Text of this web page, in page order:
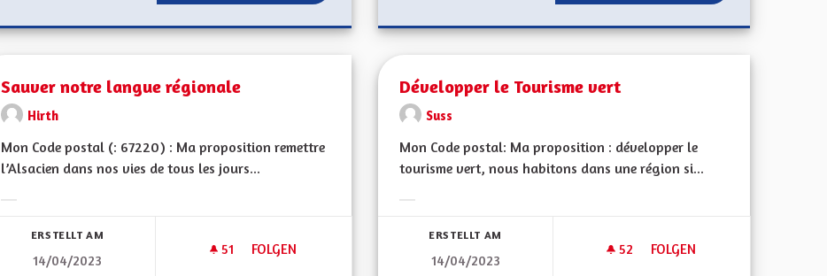
Sauver notre langue régionale
Hirth
Mon Code postal (: 67220) : Ma proposition remettre
l’Alsacien dans nos vies de tous les jours...
ERSTELLT AM
14/04/2023
51 51 FOLLOWER
FOLGEN
SAUVER NOTRE LANGUE RÉGIONALE
Développer le Tourisme vert
Suss
Mon Code postal: Ma proposition : développer le
tourisme vert, nous habitons dans une région si...
ERSTELLT AM
14/04/2023
52 52 FOLLOWER
FOLGEN
DÉVELOPPER LE TOURISME